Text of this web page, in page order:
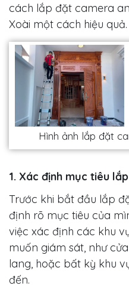
cách lắp đặt camera
Xoài một cách hiệu quả.
Hình ảnh lắp đặt
1. Xác định mục tiêu
Trước khi bắt đầu lắp
định rõ mục tiêu của
việc xác định các khu
muốn giám sát, như
lang, hoặc bất kỳ khu
đến.